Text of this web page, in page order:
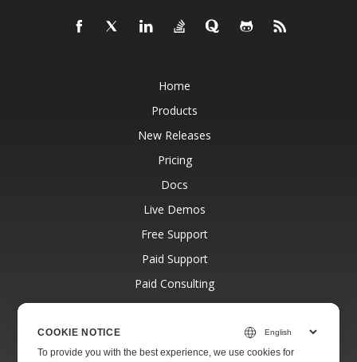
Home
Products
New Releases
Pricing
Docs
Live Demos
Free Support
Paid Support
Paid Consulting
Blog
About
COOKIE NOTICE
To provide you with the best experience, we use cookies for